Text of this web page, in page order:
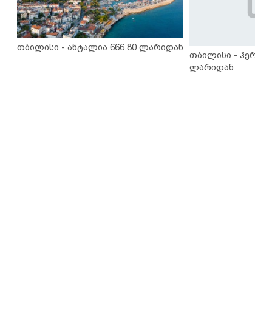
თბილისი - ანტალია 666.80 ლარიდან
თბილისი -
ლარიდან